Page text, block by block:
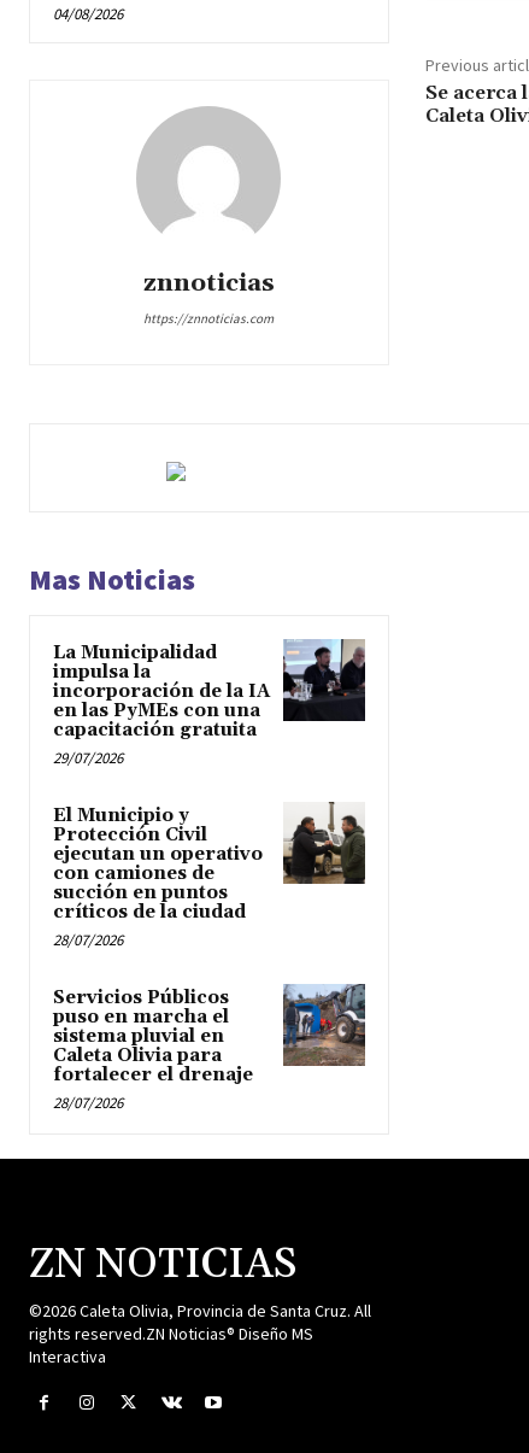
04/08/2026
znnoticias
https://znnoticias.com
Previous
Se acerca
Caleta
Mas Noticias
La Municipalidad
impulsa la
incorporación de la IA
en las PyMEs con una
capacitación gratuita
29/07/2026
El Municipio y
Protección Civil
ejecutan un operativo
con camiones de
succión en puntos
críticos de la ciudad
28/07/2026
Servicios Públicos
puso en marcha el
sistema pluvial en
Caleta Olivia para
fortalecer el drenaje
28/07/2026
ZN NOTICIAS
©2026 Caleta Olivia, Provincia de Santa Cruz. All
rights reserved.ZN Noticias® Diseño MS
Interactiva